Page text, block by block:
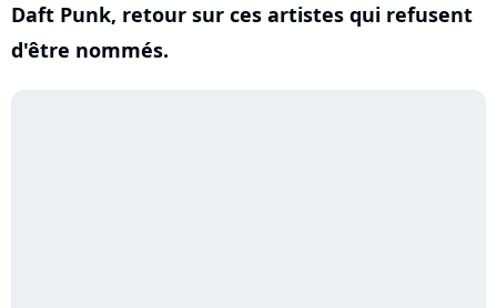
Daft Punk, retour sur ces artistes qui refusent
d'être nommés.